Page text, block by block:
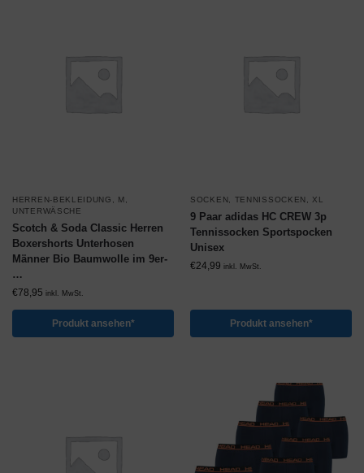
HERREN-BEKLEIDUNG M
UNTERWÄSCHE
Scotch & Soda Classic Herren
Boxershorts Unterhosen
Männer Bio Baumwolle im 9er-
…
€78,95 inkl. MwSt.
Produkt ansehen*
SOCKEN TENNISSOCKEN XL
9 Paar adidas HC CREW 3p
Tennissocken Sportspocken
Unisex
€24,99 inkl. MwSt.
Produkt ansehen*